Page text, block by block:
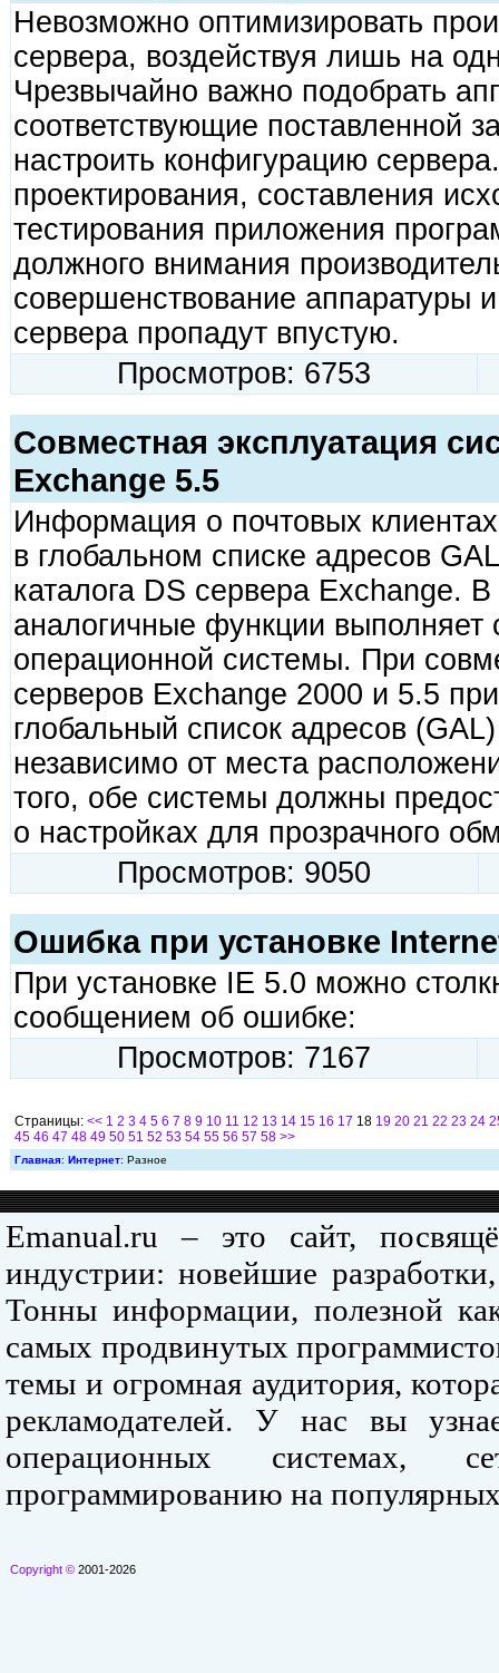
Невозможно оптимизировать
сервера, воздействуя лишь на
Чрезвычайно важно подобрать
соответствующие поставленной
настроить конфигурацию
проектирования, составления
тестирования приложения
должного внимания
совершенствование аппаратуры
сервера пропадут впустую.
Просмотров: 6753
Совместная эксплуатация
Exchange 5.5
Информация о почтовых
в глобальном списке адресов
каталога DS сервера Exchange.
аналогичные функции выполняет
операционной системы. При
серверов Exchange 2000 и 5.5
глобальный список адресов
независимо от места
того, обе системы должны
о настройках для прозрачного
Просмотров: 9050
Ошибка при установке
При установке IE 5.0 можно
сообщением об ошибке:
Просмотров: 7167
Страницы: << 1 2 3 4 5 6 7 8 9 10 11 12 13 14 15 16 17 18 19 20 21 22 23 24
45 46 47 48 49 50 51 52 53 54 55 56 57 58 >>
Главная: Интернет: Разное
Emanual.ru – это сайт,
индустрии: новейшие
Тонны информации, полезной
самых продвинутых
темы и огромная аудитория,
рекламодателей. У нас вы
операционных системах,
программированию на
Copyright © 2001-2026